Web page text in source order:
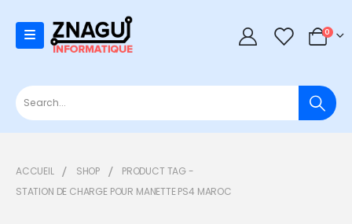
0 0
ACCUEIL SHOP
PRODUCT TAG -
STATION DE CHARGE POUR MANETTE PS4 MAROC